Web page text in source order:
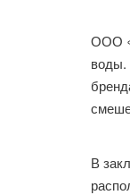
ООО
воды.
В